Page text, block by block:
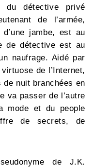
détective privé
de l’armée,
d’une jambe, est au
de détective est au
naufrage. Aidé par
de l’Internet,
de nuit branchées en
va passer de l’autre
mode et du people
de secrets, de
de J.K.